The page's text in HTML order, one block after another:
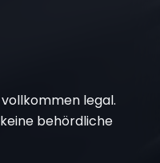
legal.
behördliche